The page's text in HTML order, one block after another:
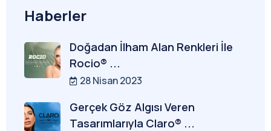
Haberler
Doğadan İlham Alan Renkleri İle
Rocio® ...
28 Nisan 2023
Gerçek Göz Algısı Veren
Tasarımlarıyla Claro® ...